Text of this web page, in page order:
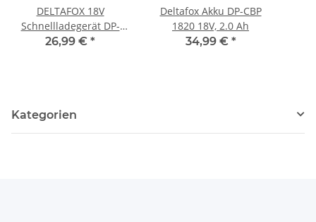
DELTAFOX 18V
Schnellladegerät DP-
CQC 1824
26,99 € *
Deltafox Akku DP-CBP
1820 18V, 2.0 Ah
34,99 € *
Kategorien